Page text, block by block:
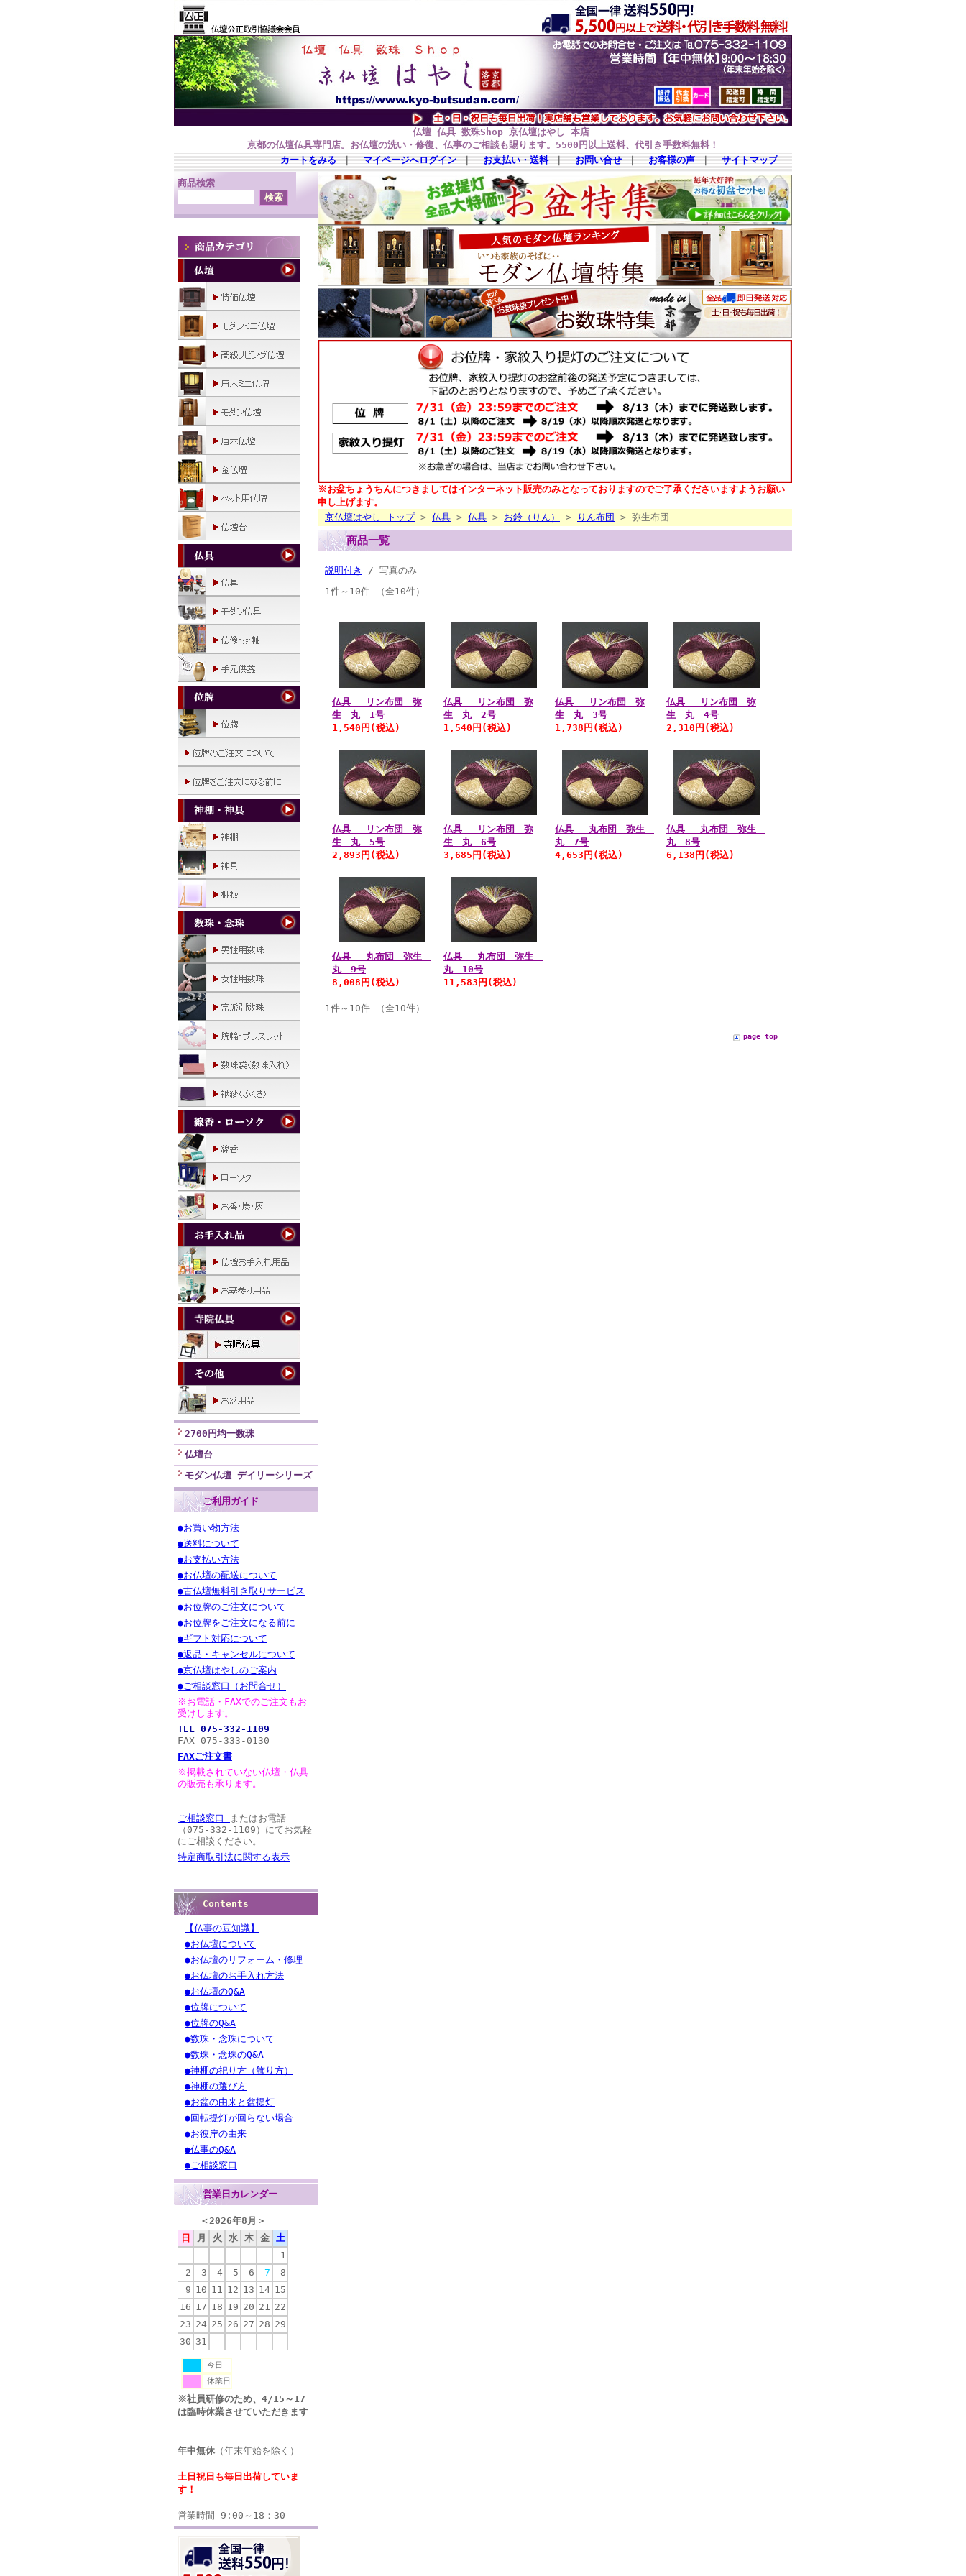
仏壇 仏具 数珠Shop 京仏壇はやし 本店
京都の仏壇仏具専門店。お仏壇の洗い・修復、仏事のご相談も賜ります。5500円以上送料、代引き手数料無料！
カートをみる｜ マイページへログイン｜ お支払い・送料｜ お問い合せ｜ お客様の声｜ サイトマップ
商品検索
2700円均一数珠
仏壇台
モダン仏壇 デイリーシリーズ
ご利用ガイド
●お買い物方法
●送料について
●お支払い方法
●お仏壇の配送について
●古仏壇無料引き取りサービス
●お位牌のご注文について
●お位牌をご注文になる前に
●ギフト対応について
●返品・キャンセルについて
●京仏壇はやしのご案内
●ご相談窓口（お問合せ）
※お電話・FAXでのご注文もお
受けします。
TEL 075-332-1109
FAX 075-333-0130
FAXご注文書
※掲載されていない仏壇・仏具
の販売も承ります。
ご相談窓口
またはお電話
（075-332-1109）にてお気軽
にご相談ください。
特定商取引法に関する表示
Contents
【仏事の豆知識】
●お仏壇について
●お仏壇のリフォーム・修理
●お仏壇のお手入れ方法
●お仏壇のQ&A
●位牌について
●位牌のQ&A
●数珠・念珠について
●数珠・念珠のQ&A
●神棚の祀り方（飾り方）
●神棚の選び方
●お盆の由来と盆提灯
●回転提灯が回らない場合
●お彼岸の由来
●仏事のQ&A
●ご相談窓口
営業日カレンダー
＜2026年8月 ＞
日
月 火 水 木 金
土
1
2
3 4 5 6 7
8
9 10 11 12 13 14 15
16 17 18 19 20 21 22
23 24 25 26 27 28 29
30 31
今日
休業日
※社員研修のため、4/15～17
は臨時休業させていただきます
年中無休 （年末年始を除く）
土日祝日も毎日出荷していま
す！
営業時間 9:00～18：30
※お盆ちょうちんにつきましてはインターネット販売のみとなっておりますのでご了承くださいますようお願い
申し上げます。
京仏壇はやし トップ> 仏具 > 仏具 > お鈴（りん） > りん布団 > 弥生布団
商品一覧
説明付き
/ 写真のみ
1件～10件 （全10件）
仏具 リン布団 弥
生 丸 1号
1,540円 (税込)
仏具 リン布団 弥
生 丸 2号
1,540円 (税込)
仏具 リン布団 弥
生 丸 3号
1,738円 (税込)
仏具 リン布団 弥
生 丸 4号
2,310円 (税込)
仏具 リン布団 弥
生 丸 5号
2,893円 (税込)
仏具 リン布団 弥
生 丸 6号
3,685円 (税込)
仏具 丸布団 弥生
丸 7号
4,653円 (税込)
仏具 丸布団 弥生
丸 8号
6,138円 (税込)
仏具 丸布団 弥生
丸 9号
8,008円 (税込)
仏具 丸布団 弥生
丸 10号
11,583円 (税込)
1件～10件 （全10件）
page top